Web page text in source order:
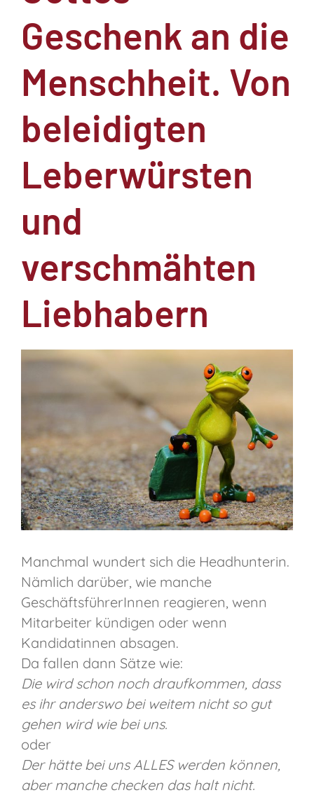
Geschenk an die
Menschheit. Von
beleidigten
Leberwürsten
und
verschmähten
Liebhabern
Manchmal wundert sich die Headhunterin.
Nämlich darüber, wie manche
GeschäftsführerInnen reagieren, wenn
Mitarbeiter kündigen oder wenn
Kandidatinnen absagen.
Da fallen dann Sätze wie:
Die wird schon noch draufkommen, dass
es ihr anderswo bei weitem nicht so gut
gehen wird wie bei uns.
oder
Der hätte bei uns ALLES werden können,
aber manche checken das halt nicht.